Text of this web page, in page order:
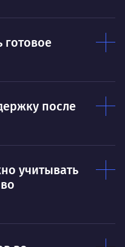
готовое
после
учитывать